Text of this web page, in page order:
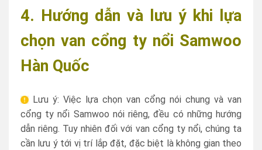
4. Hướng dẫn và lưu ý khi lựa
chọn van cổng ty nổi Samwoo
Hàn Quốc
Lưu ý: Việc lựa chọn van cổng nói chung và van
cổng ty nổi Samwoo nói riêng, đều có những hướng
dẫn riêng. Tuy nhiên đối với van cổng ty nổi, chúng ta
cần lưu ý tới vị trí lắp đặt, đặc biệt là không gian theo